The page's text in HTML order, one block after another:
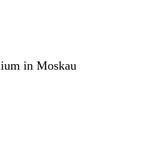
in Moskau